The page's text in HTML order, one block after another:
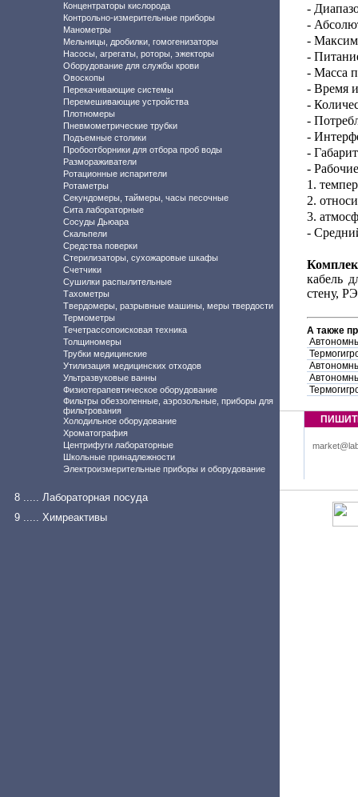
Концентраторы кислорода
Контрольно-измерительные приборы
Манометры
Мельницы, дробилки, гомогенизаторы
Насосы, агрегаты, роторы, эжекторы
Оборудование для службы крови
Овоскопы
Перекачивающие системы
Перемешивающие устройства
Плотномеры
Пневмометрические трубки
Подъемные столики
Пробоотборники для отбора проб воды
Размораживатели
Ротационные испарители
Ротаметры
Секундомеры, таймеры, часы песочные
Сита лабораторные
Сосуды Дьюара
Скальпели
Средства поверки
Стерилизаторы, сухожаровые шкафы
Счетчики
Сушилки распылительные
Тахометры
Твердомеры, разрывные машины, меры твердости
Термометры
Течетрассопоисковая техника
Толщиномеры
Трубки медицинские
Утилизация медицинских отходов
Ультразвуковые ванны
Физиотерапевтическое оборудование
Фильтры обеззоленные, аэрозольные, приборы для
фильтрования
Холодильное оборудование
Хроматография
Центрифуги лабораторные
Школьные принадлежности
Электроизмерительные приборы и оборудование
8 ..... Лабораторная посуда
9 ..... Химреактивы
-
-
-
-
- Масса
- Время
-
-
-
-
-
1.
2.
3.
-
кабель
стену,
А также